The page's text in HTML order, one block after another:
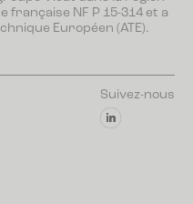
française NF P 15-314 et a
Européen (ATE).
Suivez-nous